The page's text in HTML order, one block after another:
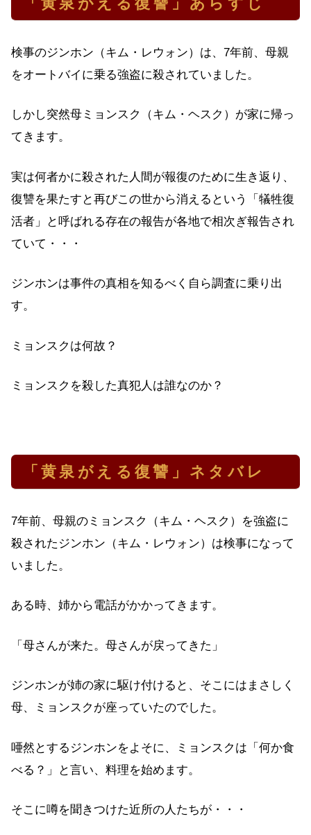
検事のジンホン（キム・レウォン）は、7年前、母親
をオートバイに乗る強盗に殺されていました。
しかし突然母ミョンスク（キム・ヘスク）が家に帰っ
てきます。
実は何者かに殺された人間が報復のために生き返り、
復讐を果たすと再びこの世から消えるという「犠牲復
活者」と呼ばれる存在の報告が各地で相次ぎ報告され
ていて・・・
ジンホンは事件の真相を知るべく自ら調査に乗り出
す。
ミョンスクは何故？
ミョンスクを殺した真犯人は誰なのか？
「黄泉がえる復讐」ネタバレ
7年前、母親のミョンスク（キム・ヘスク）を強盗に
殺されたジンホン（キム・レウォン）は検事になって
いました。
ある時、姉から電話がかかってきます。
「母さんが来た。母さんが戻ってきた」
ジンホンが姉の家に駆け付けると、そこにはまさしく
母、ミョンスクが座っていたのでした。
唖然とするジンホンをよそに、ミョンスクは「何か食
べる？」と言い、料理を始めます。
そこに噂を聞きつけた近所の人たちが・・・